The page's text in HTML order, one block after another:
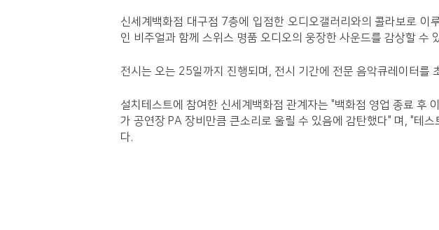
신세계백화점 대구점 7층에 입점한 오디오갤러리와의 콜라보로
인 비주얼과 함께 스위스 명품 오디오의 웅장한 사운드를 감상할 수
전시는 오는 25일까지 진행되며, 전시 기간에 전문 음악큐레이터를
설치테스트에 참여한 신세계백화점 관계자는 "백화점 영업 종료 후
가 공연장 PA 장비만큼 큰소리로 울릴 수 있음에 감탄했다" 며, "테
다.